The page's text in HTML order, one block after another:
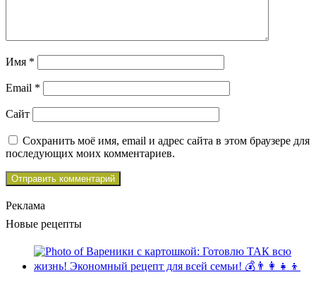
Имя *
Email *
Сайт
Сохранить моё имя, email и адрес сайта в этом браузере для
последующих моих комментариев.
Реклама
Новые рецепты